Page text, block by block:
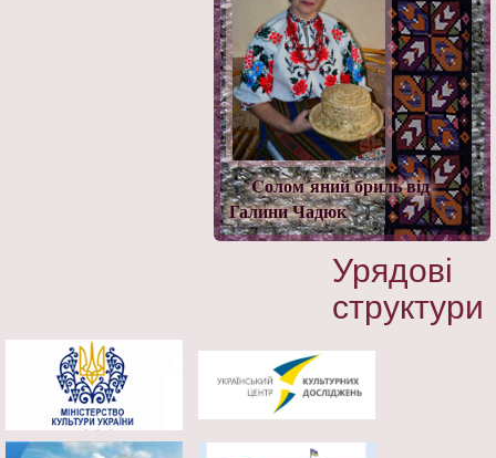
Cолом´яний бриль від
Галини Чадюк
Урядові
структури